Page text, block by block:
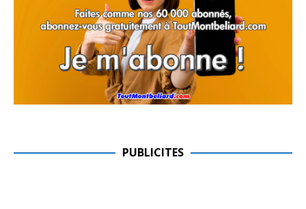
PUBLICITES